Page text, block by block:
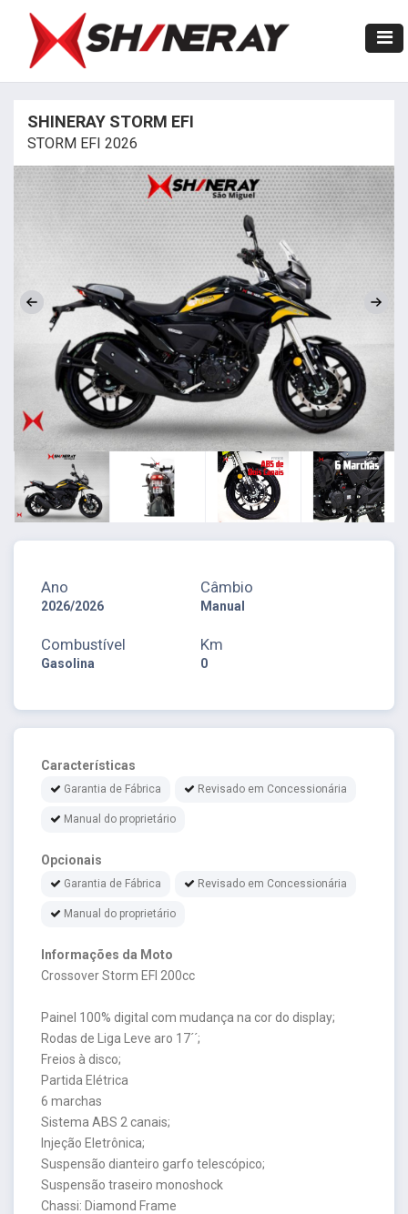
SHINERAY STORM EFI
STORM EFI 2026
Ano
2026/2026
Câmbio
Manual
Combustível
Gasolina
Km
0
Características
Garantia de Fábrica Revisado em Concessionária
Manual do proprietário
Opcionais
Garantia de Fábrica Revisado em Concessionária
Manual do proprietário
Informações da Moto
Crossover Storm EFI 200cc
Painel 100% digital com mudança na cor do display;
Rodas de Liga Leve aro 17´´;
Freios à disco;
Partida Elétrica
6 marchas
Sistema ABS 2 canais;
Injeção Eletrônica;
Suspensão dianteiro garfo telescópico;
Suspensão traseiro monoshock
Chassi: Diamond Frame